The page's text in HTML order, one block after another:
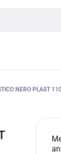
NERO PLAST